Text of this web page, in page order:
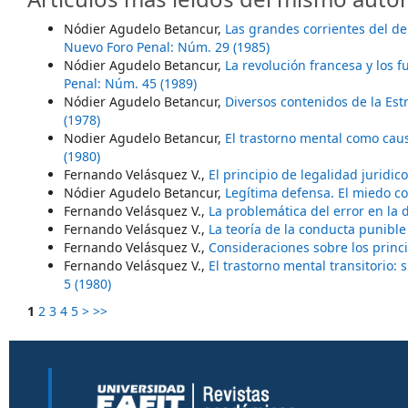
Nódier Agudelo Betancur, Las grandes corrientes del
Nuevo Foro Penal: Núm. 29 (1985)
Nódier Agudelo Betancur, La revolución francesa y los
Penal: Núm. 45 (1989)
Nódier Agudelo Betancur, Diversos contenidos de la
(1978)
Nodier Agudelo Betancur, El trastorno mental como
(1980)
Fernando Velásquez V., El principio de legalidad
Nódier Agudelo Betancur, Legítima defensa. El miedo
Fernando Velásquez V., La problemática del error en la
Fernando Velásquez V., La teoría de la conducta
Fernando Velásquez V., Consideraciones sobre los
Fernando Velásquez V., El trastorno mental transitorio:
5 (1980)
1 2 3 4 5 > >>